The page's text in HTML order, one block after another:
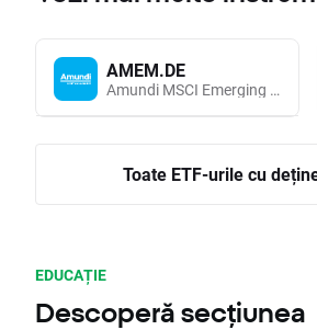
AMEM.DE
Amundi MSCI Emerging Markets UCITS (Acc EUR)
Toate ETF-urile cu
EDUCAȚIE
Descoperă secțiunea